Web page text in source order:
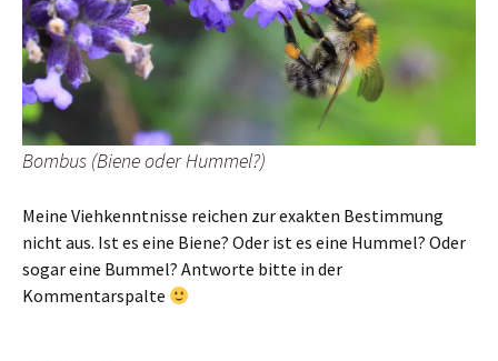
Bombus (Biene oder Hummel?)
Meine Viehkenntnisse reichen zur exakten Bestimmung
nicht aus. Ist es eine Biene? Oder ist es eine Hummel? Oder
sogar eine Bummel? Antworte bitte in der
Kommentarspalte